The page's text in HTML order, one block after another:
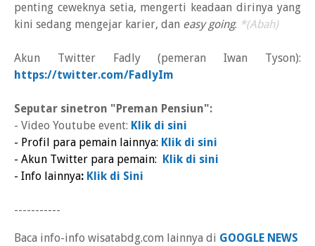
penting ceweknya setia, mengerti keadaan dirinya yang
kini sedang mengejar karier, dan easy going. *(Abah)
Akun Twitter Fadly (pemeran Iwan Tyson):
https://twitter.com/FadlyIm
Seputar sinetron "Preman Pensiun":
- Video Youtube event: Klik di sini
- Profil para pemain lainnya: Klik di sini
- Akun Twitter para pemain: Klik di sini
- Info lainnya: Klik di Sini
-----------
Baca info-info wisatabdg.com lainnya di GOOGLE NEWS